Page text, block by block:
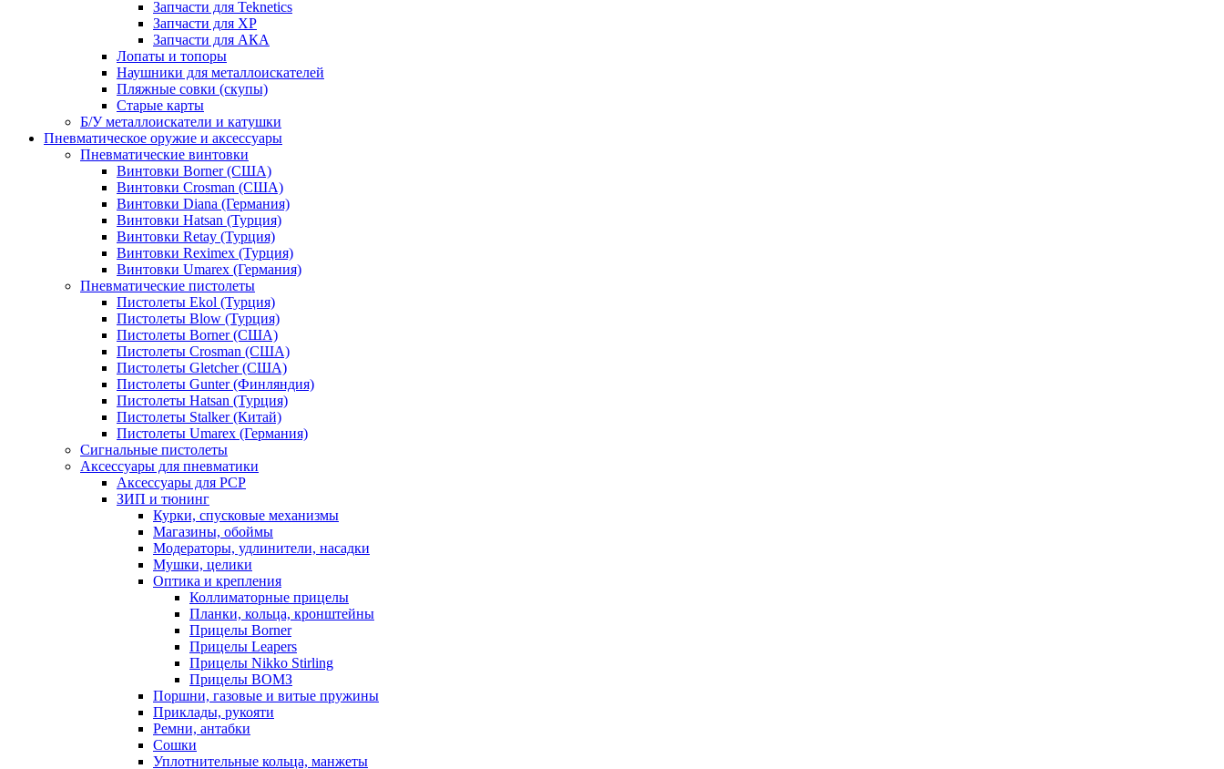
Запчасти для Teknetics
Запчасти для XP
Запчасти для АКА
Лопаты и топоры
Наушники для металлоискателей
Пляжные совки (скупы)
Старые карты
Б/У металлоискатели и катушки
Пневматическое оружие и аксессуары
Пневматические винтовки
Винтовки Borner (США)
Винтовки Crosman (США)
Винтовки Diana (Германия)
Винтовки Hatsan (Турция)
Винтовки Retay (Турция)
Винтовки Reximex (Турция)
Винтовки Umarex (Германия)
Пневматические пистолеты
Пистолеты Ekol (Турция)
Пистолеты Blow (Турция)
Пистолеты Borner (США)
Пистолеты Crosman (США)
Пистолеты Gletcher (США)
Пистолеты Gunter (Финляндия)
Пистолеты Hatsan (Турция)
Пистолеты Stalker (Китай)
Пистолеты Umarex (Германия)
Сигнальные пистолеты
Аксессуары для пневматики
Аксессуары для PCP
ЗИП и тюнинг
Курки, спусковые механизмы
Магазины, обоймы
Модераторы, удлинители, насадки
Мушки, целики
Оптика и крепления
Коллиматорные прицелы
Планки, кольца, кронштейны
Прицелы Borner
Прицелы Leapers
Прицелы Nikko Stirling
Прицелы ВОМЗ
Поршни, газовые и витые пружины
Приклады, рукояти
Ремни, антабки
Сошки
Уплотнительные кольца, манжеты